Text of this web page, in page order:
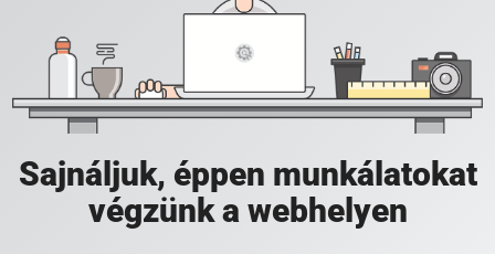
Sajnáljuk, éppen munkálatokat
végzünk a webhelyen